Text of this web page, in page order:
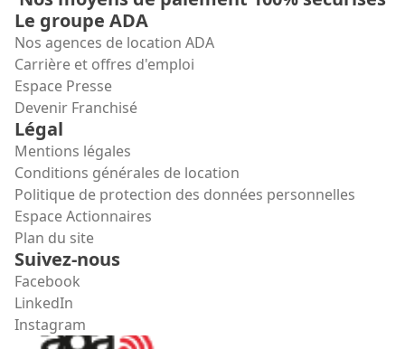
Le groupe ADA
Nos agences de location ADA
Carrière et offres d'emploi
Espace Presse
Devenir Franchisé
Légal
Mentions légales
Conditions générales de location
Politique de protection des données personnelles
Espace Actionnaires
Plan du site
Suivez-nous
Facebook
LinkedIn
Instagram